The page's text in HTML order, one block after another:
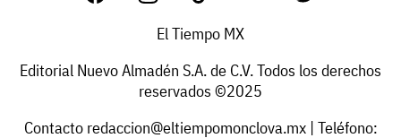
El Tiempo MX
Editorial Nuevo Almadén S.A. de C.V. Todos los derechos
reservados ©2025
Contacto redaccion@eltiempomonclova.mx| Teléfono: